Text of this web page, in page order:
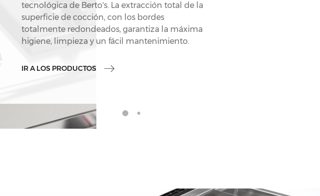
tecnológica de Berto's. La extracción total de la
superficie de cocción, con los bordes
totalmente redondeados, garantiza la máxima
higiene, limpieza y un fácil mantenimiento.
IR A LOS PRODUCTOS